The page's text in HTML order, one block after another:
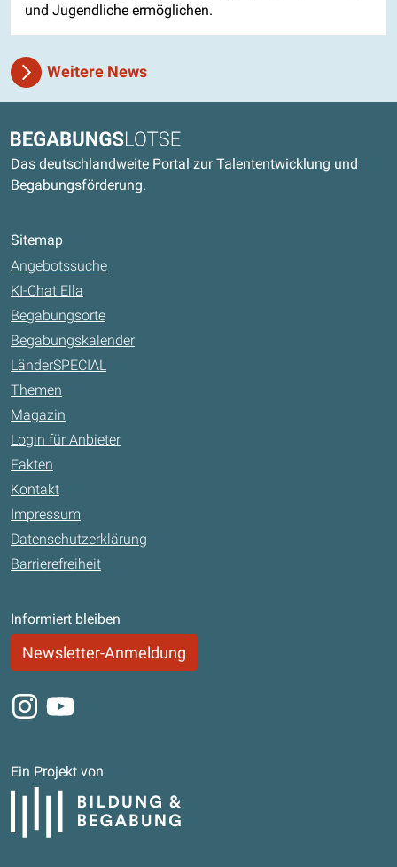
und Jugendliche ermöglichen.
Weitere News
Begabungslotse
Das deutschlandweite Portal zur Talententwicklung und
Begabungsförderung.
Sitemap
Angebotssuche
KI-Chat Ella
Begabungsorte
Begabungskalender
LänderSPECIAL
Themen
Magazin
Login für Anbieter
Fakten
Kontakt
Impressum
Datenschutzerklärung
Barrierefreiheit
Informiert bleiben
Newsletter-Anmeldung
Instagram
Youtube
Ein Projekt von
Bildung und Begabung